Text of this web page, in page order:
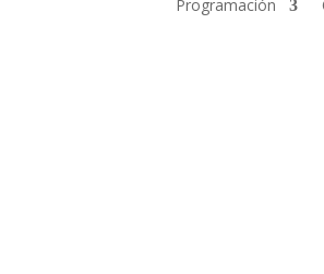
Programación